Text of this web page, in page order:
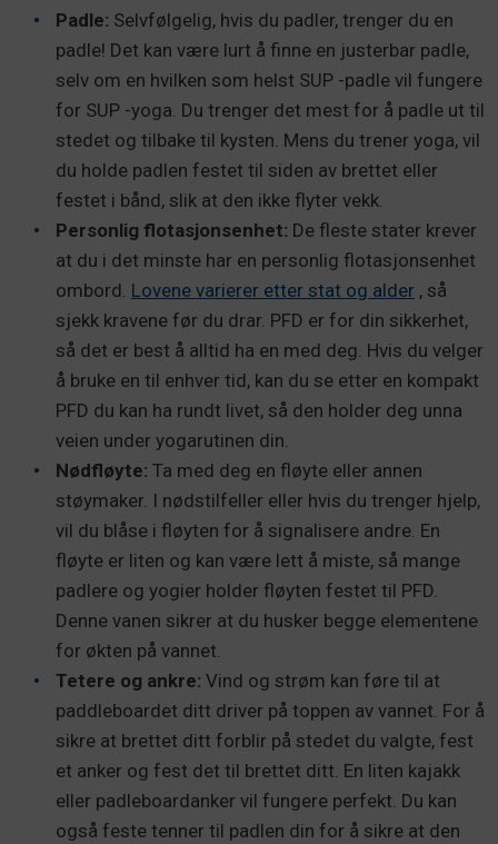
Padle: Selvfølgelig, hvis du padler, trenger du en
padle! Det kan være lurt å finne en justerbar padle,
selv om en hvilken som helst SUP -padle vil fungere
for SUP -yoga. Du trenger det mest for å padle ut til
stedet og tilbake til kysten. Mens du trener yoga, vil
du holde padlen festet til siden av brettet eller
festet i bånd, slik at den ikke flyter vekk.
Personlig flotasjonsenhet: De fleste stater krever
at du i det minste har en personlig flotasjonsenhet
ombord. Lovene varierer etter stat og alder , så
sjekk kravene før du drar. PFD er for din sikkerhet,
så det er best å alltid ha en med deg. Hvis du velger
å bruke en til enhver tid, kan du se etter en kompakt
PFD du kan ha rundt livet, så den holder deg unna
veien under yogarutinen din.
Nødfløyte: Ta med deg en fløyte eller annen
støymaker. I nødstilfeller eller hvis du trenger hjelp,
vil du blåse i fløyten for å signalisere andre. En
fløyte er liten og kan være lett å miste, så mange
padlere og yogier holder fløyten festet til PFD.
Denne vanen sikrer at du husker begge elementene
for økten på vannet.
Tetere og ankre: Vind og strøm kan føre til at
paddleboardet ditt driver på toppen av vannet. For å
sikre at brettet ditt forblir på stedet du valgte, fest
et anker og fest det til brettet ditt. En liten kajakk
eller padleboardanker vil fungere perfekt. Du kan
også feste tenner til padlen din for å sikre at den